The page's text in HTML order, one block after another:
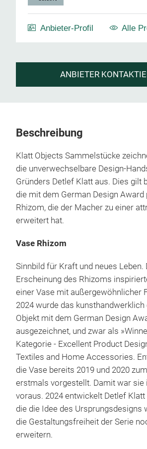
Anbieter-Profil Alle
ANBIETER
Beschreibung
Klatt Objects Sammelstücke
die unverwechselbare Design-
Gründers Detlef Klatt aus. Dies gilt
die mit dem German Design
Rhizom, die der Macher zu einer
erweitert hat.
Vase Rhizom
Sinnbild für Kraft und neues Leben.
Erscheinung des Rhizoms
einer Vase mit außergewöhnlicher
2024 wurde das
Objekt mit dem German Design
ausgezeichnet, und zwar als
Kategorie - Excellent Product
Textiles and Home Accessories.
die Vase bereits 2019 und 2020
erstmals vorgestellt. Damit war sie
voraus. 2024 entwickelt Detlef Klatt
die die Idee des Ursprungsdesigns
die Gestaltungsfreiheit der Serie
erweitern.